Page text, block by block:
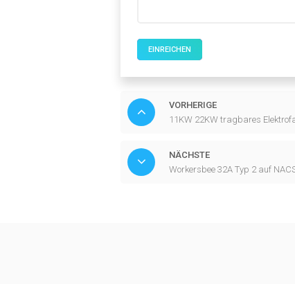
EINREICHEN
VORHERIGE
11KW 22KW tragbares
NÄCHSTE
Workersbee 32A Typ 2 auf